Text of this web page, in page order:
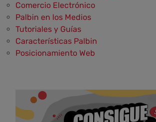
Comercio Electrónico
Palbin en los Medios
Tutoriales y Guías
Características Palbin
Posicionamiento Web
Aplicaciones y Herramientas
Testimonios y Opiniones de Palbin.com
Diseño web y UX